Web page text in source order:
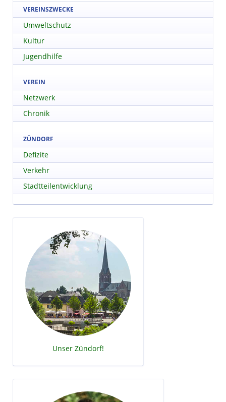
VEREINSZWECKE
Umweltschutz
Kultur
Jugendhilfe
VEREIN
Netzwerk
Chronik
ZÜNDORF
Defizite
Verkehr
Stadtteilentwicklung
Unser Zündorf!